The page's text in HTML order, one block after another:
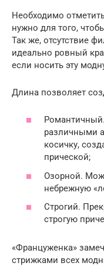
Необходимо
нужно для того,
Так же, отсутствие
идеально ровный
если носить эту
Длина позволяет
различными
косичку,
прической;
Озорной.
небрежную
Строгий.
строгую
«Француженка»
стрижками всех